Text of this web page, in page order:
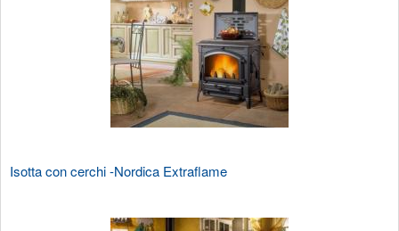
Isotta con cerchi -Nordica Extraflame